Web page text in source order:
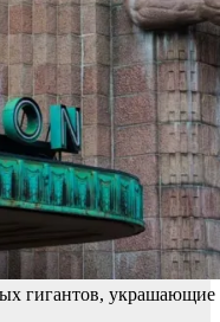
гигантов,